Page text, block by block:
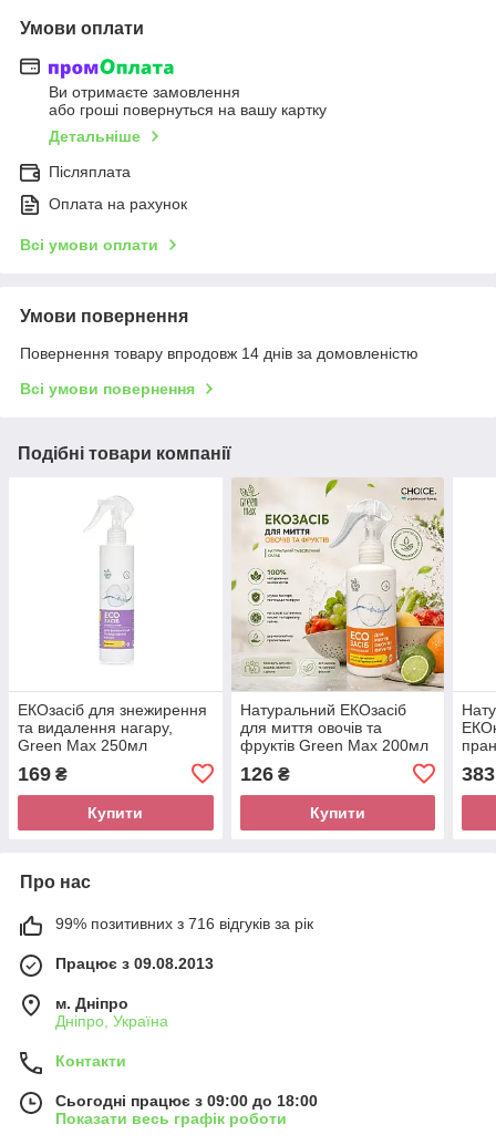
Умови оплати
Ви отримаєте замовлення
або гроші повернуться на вашу картку
Детальніше
Післяплата
Оплата на рахунок
Всі умови оплати
Умови повернення
Повернення товару впродовж 14 днів за домовленістю
Всі умови повернення
Подібні товари компанії
ЕКОзасіб для знежирення
та видалення нагару,
Green Max 250мл
169 ₴
Купити
Натуральний EКОзасіб
для миття овочів та
фруктів Green Max 200мл
126₴
Купити
Max
383
Про нас
99% позитивних з 716 відгуків за рік
Працює з 09.08.2013
м. Дніпро
Дніпро, Україна
Контакти
Сьогодні працює з 09:00 до 18:00
Показати весь графік роботи